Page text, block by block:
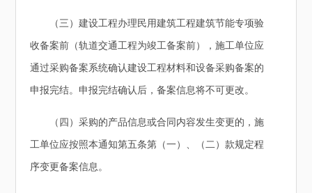
（三）建设工程办理民用建筑工程建筑节能专项验
收备案前（轨道交通工程为竣工备案前），施工单位应
通过采购备案系统确认建设工程材料和设备采购备案的
申报完结。申报完结确认后，备案信息将不可更改。
（四）采购的产品信息或合同内容发生变更的，施
工单位应按照本通知第五条第（一）、（二）款规定程
序变更备案信息。